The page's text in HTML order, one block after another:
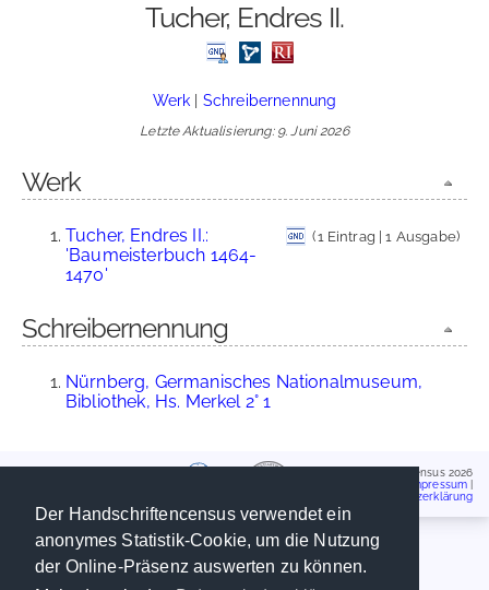
Der Handschriftencensus verwendet ein
anonymes Statistik-Cookie, um die Nutzung
der Online-Präsenz auswerten zu können.
Tucher, Endres II.
Werk | Schreibernennung
Letzte Aktualisierung: 9. Juni 2026
Werk
Tucher, Endres II.:
'Baumeisterbuch 1464-
1470'
(1 Eintrag | 1 Ausgabe)
Schreibernennung
Nürnberg, Germanisches Nationalmuseum,
Bibliothek, Hs. Merkel 2° 1
Handschriftencensus 2026
Impressum
Datenschutzerklärung